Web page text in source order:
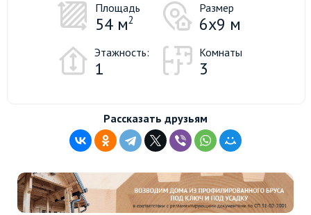
Площадь
54 м2
Размер
6х9 м
Этажность:
1
Комнаты
3
Рассказать друзьям